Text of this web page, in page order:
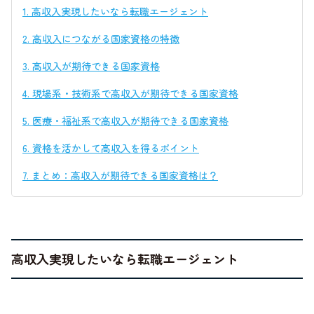
1. 高収入実現したいなら転職エージェント
2. 高収入につながる国家資格の特徴
3. 高収入が期待できる国家資格
4. 現場系・技術系で高収入が期待できる国家資格
5. 医療・福祉系で高収入が期待できる国家資格
6. 資格を活かして高収入を得るポイント
7. まとめ：高収入が期待できる国家資格は？
高収入実現したいなら転職エージェント